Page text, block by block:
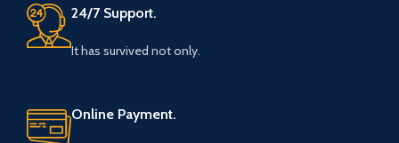
24/7 Support.
It has survived not only.
Online Payment.